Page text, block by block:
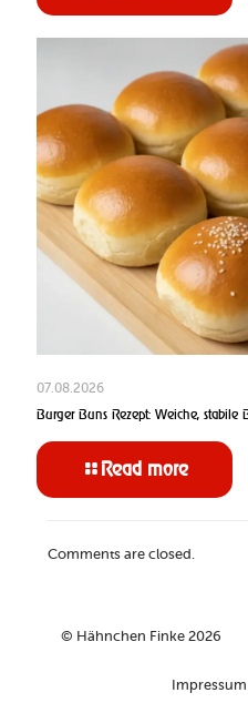
07.08.2026
Burger Buns Rezept: Weiche, stabile
Read more
Comments are closed.
© Hähnchen Finke 2026
Impressum